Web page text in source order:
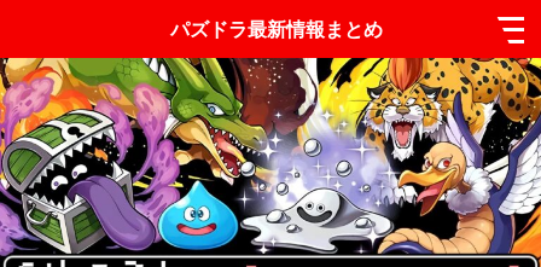
パズドラ最新情報まとめ